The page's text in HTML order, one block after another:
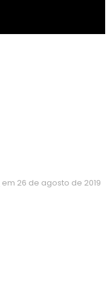
em 26 de agosto de 2019